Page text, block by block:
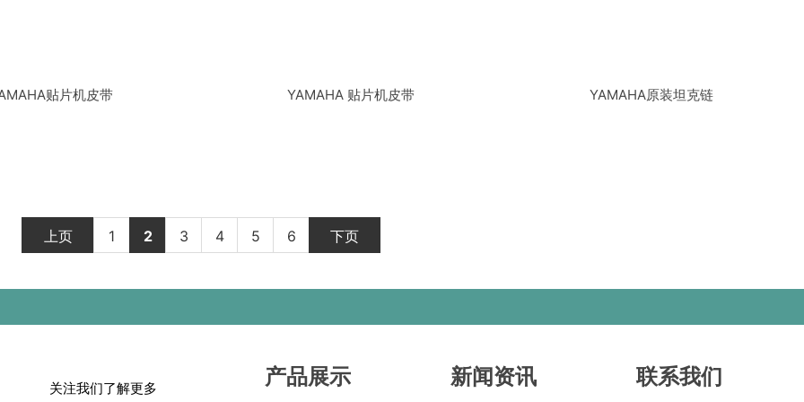
贴片机皮带 YAMAHA 贴片机皮带 YAMAHA原装坦克链
上页 1 2 3 4 5 6 下页
关注我们了解更多 产品展示 新闻资讯 联系我们